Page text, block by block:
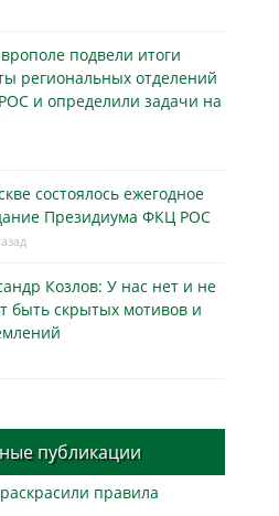
подвели итоги
региональных отделений
и определили задачи на
состоялось ежегодное
Президиума ФКЦ РОС
Козлов: У нас нет и не
быть скрытых мотивов и
публикации
правила